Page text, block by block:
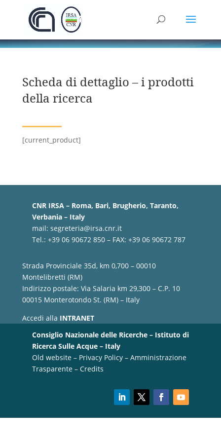
Scheda di dettaglio – i prodotti
della ricerca
[current_product]
CNR IRSA – Roma, Bari, Brugherio, Taranto,
Verbania – Italy
mail: segreteria@irsa.cnr.it
Tel.: +39 06 90672 850 – FAX: +39 06 90672 787
Strada Provinciale 35d, km 0,700 – 00010
Montelibretti (RM)
Indirizzo postale: Via Salaria km 29,300 – C.P. 10
00015 Monterotondo St. (RM) – Italy
Accedi alla INTRANET
Consiglio Nazionale delle Ricerche – Istituto di
Ricerca Sulle Acque – Italy
Old website– Privacy Policy– Amministrazione
Trasparente– Credits